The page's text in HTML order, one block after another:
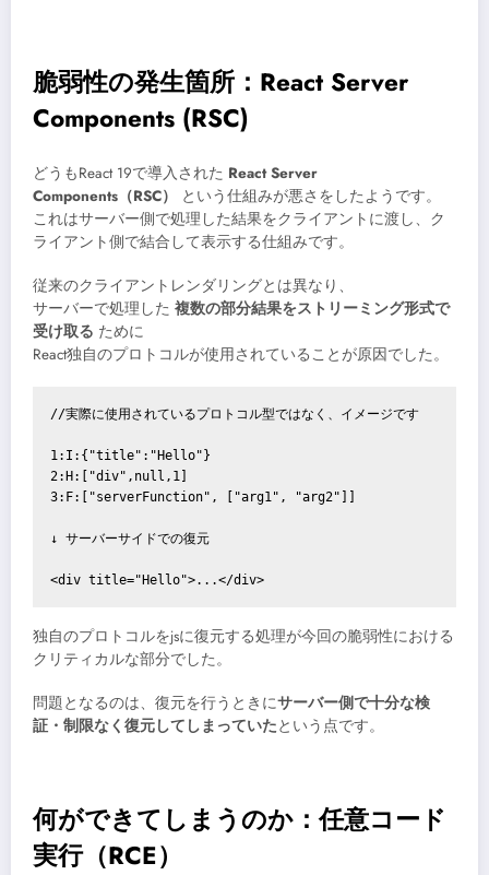
脆弱性の発生箇所：React Server
Components (RSC)
どうもReact 19で導入された React Server
Components（RSC）
という仕組みが悪さをしたようです。
これはサーバー側で処理した結果をクライアントに渡し、ク
ライアント側で結合して表示する仕組みです。
従来のクライアントレンダリングとは異なり、
サーバーで処理した 複数の部分結果をストリーミング形式で
受け取る ために
React独自のプロトコルが使用されていることが原因でした。
//実際に使用されているプロトコル型ではなく、イメージです
1:I:{"title":"Hello"}
2:H:["div",null,1]
3:F:["serverFunction", ["arg1", "arg2"]]
↓ サーバーサイドでの復元
<div title="Hello">...</div>
独自のプロトコルをjsに復元する処理が今回の脆弱性における
クリティカルな部分でした。
問題となるのは、復元を行うときにサーバー側で十分な検
証・制限なく復元してしまっていたという点です。
何ができてしまうのか：任意コード
実行（RCE）